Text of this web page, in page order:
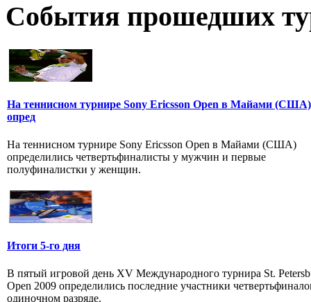
События прошедших
На теннисном турнире Sony Ericsson Open в Майами (США)
опред
На теннисном турнире Sony Ericsson Open в Майами (США)
определились четвертьфиналисты у мужчин и первые
полуфиналистки у женщин.
Итоги 5-го дня
В пятый игровой день XV Международного турнира St.
Open 2009 определились последние участники
одиночном разряде.